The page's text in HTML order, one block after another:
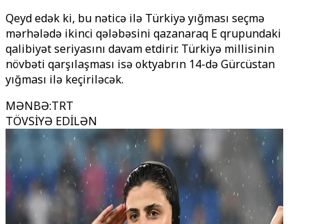
Qeyd edək ki, bu nəticə ilə Türkiyə yığması seçmə
mərhələdə ikinci qələbəsini qazanaraq E qrupundaki
qalibiyət seriyasını davam etdirir. Türkiyə millisinin
növbəti qarşılaşması isə oktyabrın 14-də Gürcüstan
yığması ilə keçiriləcək.
MƏNBƏ:TRT
TÖVSİYƏ EDİLƏN